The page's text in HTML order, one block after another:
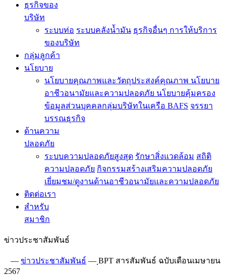
ธุรกิจของ
บริษัท
ระบบท่อ ระบบคลังน้ำมัน ธุรกิจอื่นๆ การให้บริการ
ของบริษัท
กลุ่มลูกค้า
นโยบาย
นโยบายคุณภาพและวัตถุประสงค์คุณภาพ นโยบาย
อาชีวอนามัยและความปลอดภัย นโยบายคุ้มครอง
ข้อมูลส่วนบุคคลกลุ่มบริษัทในเครือ BAFS จรรยา
บรรณธุรกิจ
ด้านความ
ปลอดภัย
ระบบความปลอดภัยสูงสุด รักษาสิ่งแวดล้อม สถิติ
ความปลอดภัย กิจกรรมสร้างเสริมความปลอดภัย
เยี่ยมชม/ดูงานด้านอาชีวอนามัยและความปลอดภัย
ติดต่อเรา
สำหรับ
สมาชิก
ข่าวประชาสัมพันธ์
— ข่าวประชาสัมพันธ์ — ฺBPT สารสัมพันธ์ ฉบับเดือนเมษายน
2567